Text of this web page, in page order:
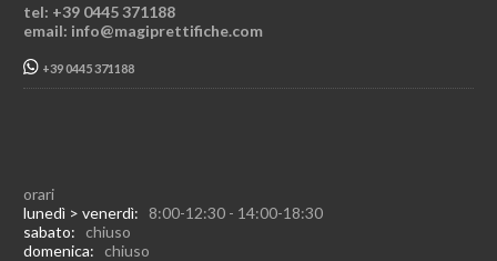
tel: +39 0445 371188
email: info@magiprettifiche.com
+39 0445 371188
orari
lunedì > venerdì: 8:00-12:30 - 14:00-18:30
sabato: chiuso
domenica: chiuso